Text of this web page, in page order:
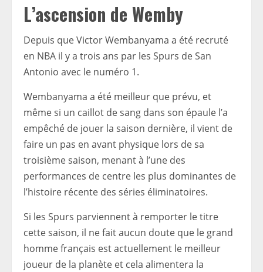
L’ascension de Wemby
Depuis que Victor Wembanyama a été recruté
en NBA il y a trois ans par les Spurs de San
Antonio avec le numéro 1.
Wembanyama a été meilleur que prévu, et
même si un caillot de sang dans son épaule l’a
empêché de jouer la saison dernière, il vient de
faire un pas en avant physique lors de sa
troisième saison, menant à l’une des
performances de centre les plus dominantes de
l’histoire récente des séries éliminatoires.
Si les Spurs parviennent à remporter le titre
cette saison, il ne fait aucun doute que le grand
homme français est actuellement le meilleur
joueur de la planète et cela alimentera la